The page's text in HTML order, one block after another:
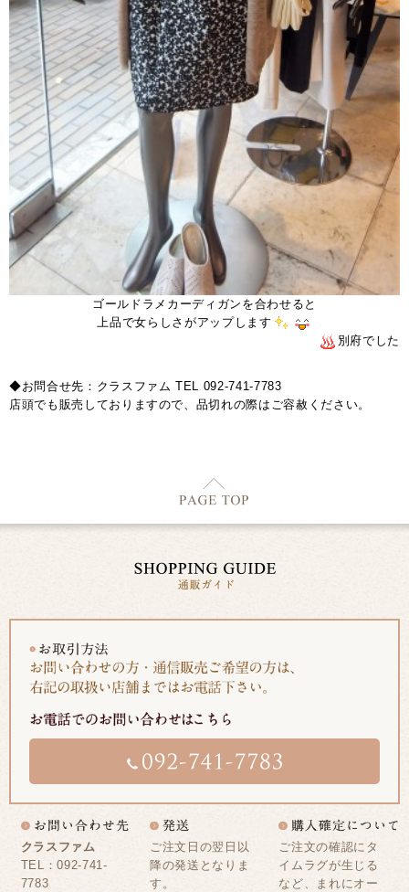
ゴールドラメカーディガンを合わせると
上品で女らしさがアップします
別府でした
◆お問合せ先：クラスファム TEL 092-741-7783
店頭でも販売しておりますので、品切れの際はご容赦ください。
クラスファム
TEL：092-741-
7783
ご注文日の翌日以
降の発送となりま
す。
ご注文の確認にタ
イムラグが生じる
など、まれにオー